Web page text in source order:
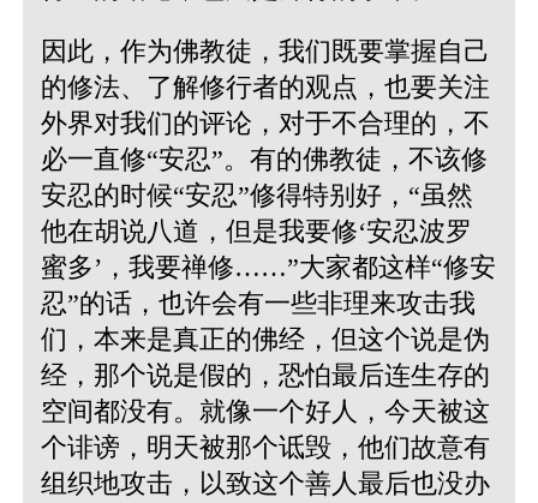
因此，作为佛教徒，我们既要掌握自己
的修法、了解修行者的观点，也要关注
外界对我们的评论，对于不合理的，不
必一直修“安忍”。有的佛教徒，不该修
安忍的时候“安忍”修得特别好，“虽然
他在胡说八道，但是我要修‘安忍波罗
蜜多’，我要禅修……”大家都这样“修安
忍”的话，也许会有一些非理来攻击我
们，本来是真正的佛经，但这个说是伪
经，那个说是假的，恐怕最后连生存的
空间都没有。就像一个好人，今天被这
个诽谤，明天被那个诋毁，他们故意有
组织地攻击，以致这个善人最后也没办